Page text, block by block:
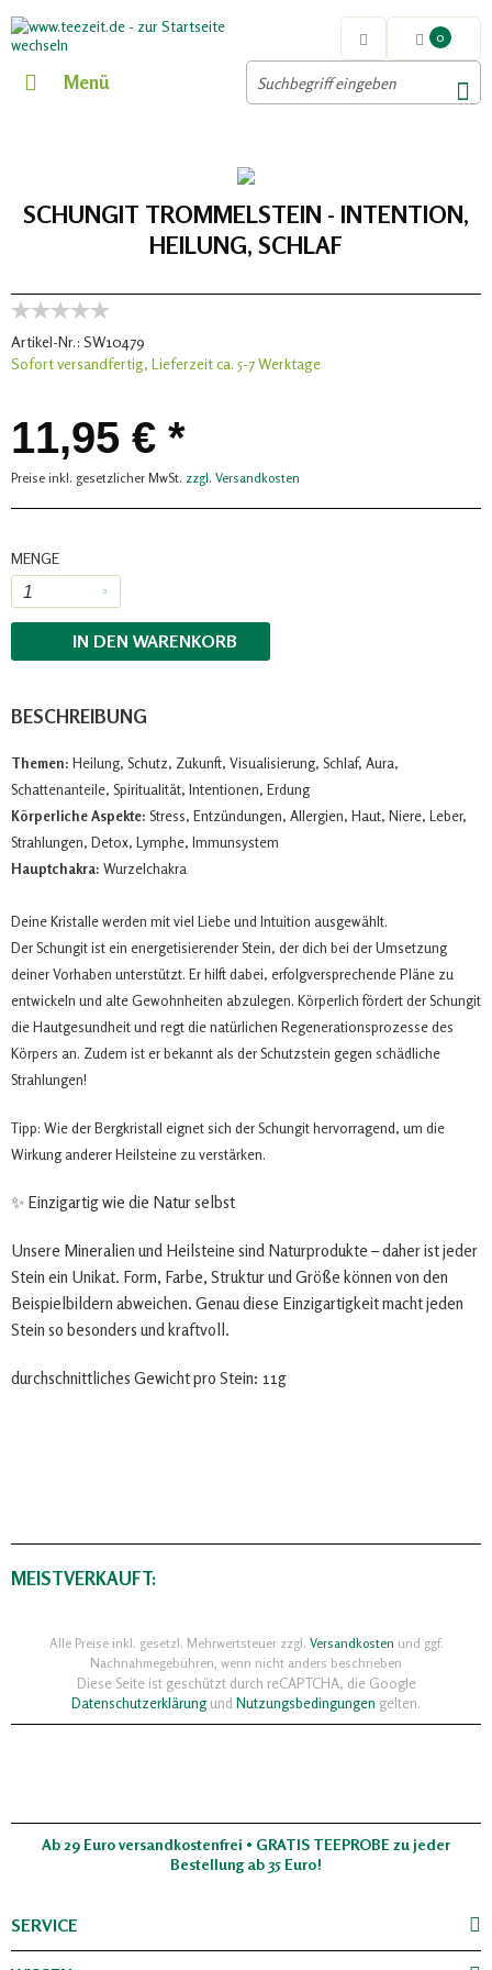
0
Menü
SCHUNGIT TROMMELSTEIN - INTENTION,
HEILUNG, SCHLAF
Artikel-Nr.: SW10479
Sofort versandfertig, Lieferzeit ca. 5-7 Werktage
11,95 € *
Preise inkl. gesetzlicher MwSt. zzgl. Versandkosten
MENGE
IN DEN WARENKORB
BESCHREIBUNG
Themen: Heilung, Schutz, Zukunft, Visualisierung, Schlaf, Aura,
Schattenanteile, Spiritualität, Intentionen, Erdung
Körperliche Aspekte: Stress, Entzündungen, Allergien, Haut, Niere, Leber,
Strahlungen, Detox, Lymphe, Immunsystem
Hauptchakra: Wurzelchakra
Deine Kristalle werden mit viel Liebe und Intuition ausgewählt.
Der Schungit ist ein energetisierender Stein, der dich bei der Umsetzung
deiner Vorhaben unterstützt. Er hilft dabei, erfolgversprechende Pläne zu
entwickeln und alte Gewohnheiten abzulegen. Körperlich fördert der Schungit
die Hautgesundheit und regt die natürlichen Regenerationsprozesse des
Körpers an. Zudem ist er bekannt als der Schutzstein gegen schädliche
Strahlungen!
Tipp: Wie der Bergkristall eignet sich der Schungit hervorragend, um die
Wirkung anderer Heilsteine zu verstärken.
✨ Einzigartig wie die Natur selbst
Unsere Mineralien und Heilsteine sind Naturprodukte – daher ist jeder
Stein ein Unikat. Form, Farbe, Struktur und Größe können von den
Beispielbildern abweichen. Genau diese Einzigartigkeit macht jeden
Stein so besonders und kraftvoll.
durchschnittliches Gewicht pro Stein: 11g
MEISTVERKAUFT:
Alle Preise inkl. gesetzl. Mehrwertsteuer zzgl. Versandkosten und ggf.
Nachnahmegebühren, wenn nicht anders beschrieben
Diese Seite ist geschützt durch reCAPTCHA, die Google
Datenschutzerklärungund Nutzungsbedingungen gelten.
Ab 29 Euro versandkostenfrei • GRATIS TEEPROBE zu jeder
Bestellung ab 35 Euro!
SERVICE